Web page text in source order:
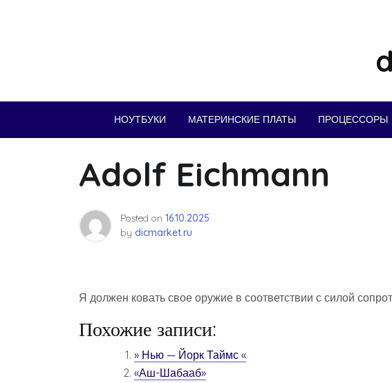
НОУТБУКИ МАТЕРИНСКИЕ ПЛАТЫ ПРОЦЕССОРЫ
Adolf Eichmann
Posted on 16.10.2025
by dicmarket.ru
Я должен ковать свое оружие в соответствии с силой
Похожие записи:
» Нью — Йорк Таймс «
«Аш-Шабааб»